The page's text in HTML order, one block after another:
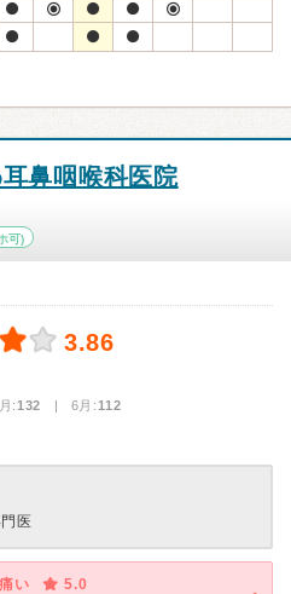
鼻咽喉科医院
可)
3.86
:132 | 6月:112
医
い
5.0